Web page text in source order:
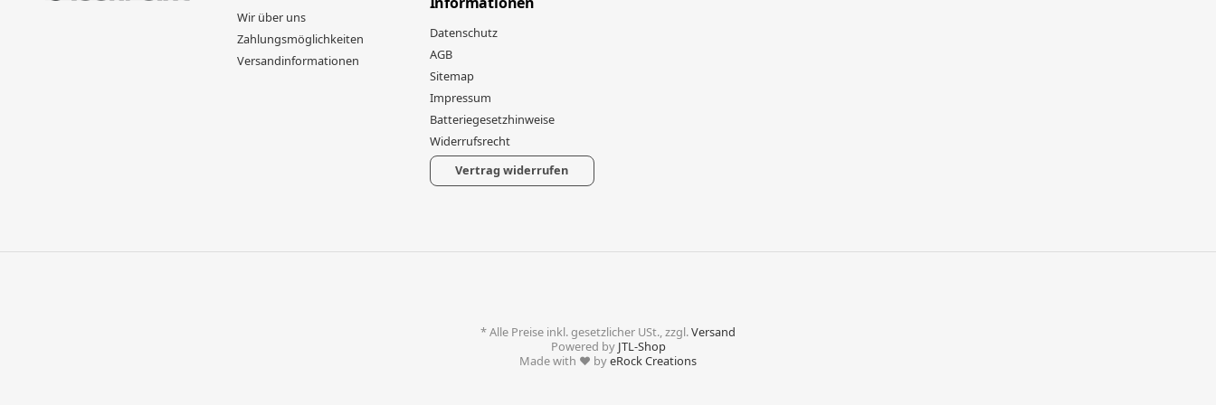
Wir über uns
Zahlungsmöglichkeiten
Versandinformationen
Datenschutz
AGB
Sitemap
Impressum
Batteriegesetzhinweise
Widerrufsrecht
Vertrag widerrufen
*Alle Preise inkl. gesetzlicher USt., zzgl.Versand
Powered by JTL-Shop
Made with ♥ byeRock Creations